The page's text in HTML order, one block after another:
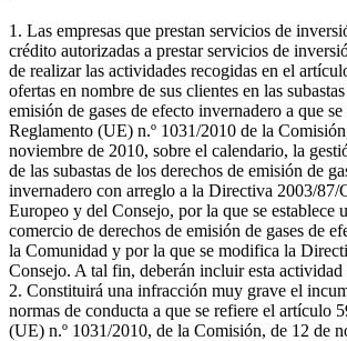
1. Las empresas que prestan servicios de
crédito autorizadas a prestar servicios de
de realizar las actividades recogidas en el
ofertas en nombre de sus clientes en las
emisión de gases de efecto invernadero a que
Reglamento (UE) n.º 1031/2010 de la
noviembre de 2010, sobre el calendario, la
de las subastas de los derechos de emisión de
invernadero con arreglo a la Directiva 2003/87/
Europeo y del Consejo, por la que se establece
comercio de derechos de emisión de gases de
la Comunidad y por la que se modifica la
Consejo. A tal fin, deberán incluir esta actividad
2. Constituirá una infracción muy grave el
normas de conducta a que se refiere el artículo
(UE) n.º 1031/2010, de la Comisión, de 12 de